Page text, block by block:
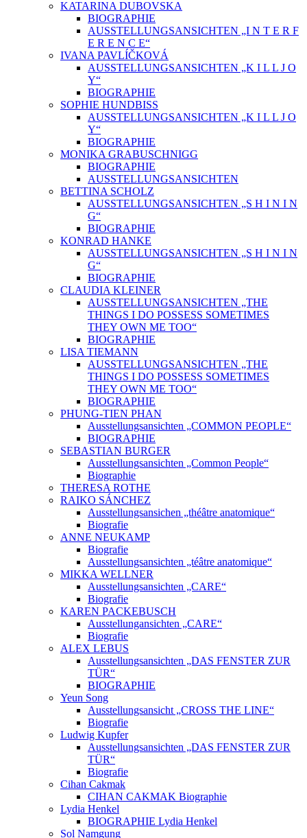
KATARINA DUBOVSKA
BIOGRAPHIE
AUSSTELLUNGSANSICHTEN „I N T E R F
E R E N C E“
IVANA PAVLÍČKOVÁ
AUSSTELLUNGSANSICHTEN „K I L L J O
Y“
BIOGRAPHIE
SOPHIE HUNDBISS
AUSSTELLUNGSANSICHTEN „K I L L J O
Y“
BIOGRAPHIE
MONIKA GRABUSCHNIGG
BIOGRAPHIE
AUSSTELLUNGSANSICHTEN
BETTINA SCHOLZ
AUSSTELLUNGSANSICHTEN „S H I N I N
G“
BIOGRAPHIE
KONRAD HANKE
AUSSTELLUNGSANSICHTEN „S H I N I N
G“
BIOGRAPHIE
CLAUDIA KLEINER
AUSSTELLUNGSANSICHTEN „THE
THINGS I DO POSSESS SOMETIMES
THEY OWN ME TOO“
BIOGRAPHIE
LISA TIEMANN
AUSSTELLUNGSANSICHTEN „THE
THINGS I DO POSSESS SOMETIMES
THEY OWN ME TOO“
BIOGRAPHIE
PHUNG-TIEN PHAN
Ausstellungsansichten „COMMON PEOPLE“
BIOGRAPHIE
SEBASTIAN BURGER
Ausstellungsansichten „Common People“
Biographie
THERESA ROTHE
RAIKO SÁNCHEZ
Ausstellungsansichen „théâtre anatomique“
Biografie
ANNE NEUKAMP
Biografie
Ausstellungsansichten „téâtre anatomique“
MIKKA WELLNER
Ausstellungsansichten „CARE“
Biografie
KAREN PACKEBUSCH
Ausstellungansichten „CARE“
Biografie
ALEX LEBUS
Ausstellungsansichten „DAS FENSTER ZUR
TÜR“
BIOGRAPHIE
Yeun Song
Ausstellungsansicht „CROSS THE LINE“
Biografie
Ludwig Kupfer
Ausstellungsansichten „DAS FENSTER ZUR
TÜR“
Biografie
Cihan Cakmak
CIHAN CAKMAK Biographie
Lydia Henkel
BIOGRAPHIE Lydia Henkel
Sol Namgung